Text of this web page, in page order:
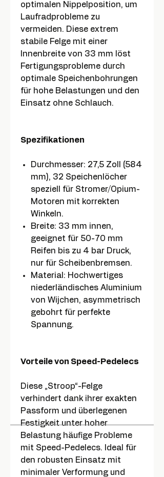
optimalen Nippelposition, um
Laufradprobleme zu
vermeiden. Diese extrem
stabile Felge mit einer
Innenbreite von 33 mm löst
Fertigungsprobleme durch
optimale Speichenbohrungen
für hohe Belastungen und den
Einsatz ohne Schlauch.
Spezifikationen
Durchmesser: 27,5 Zoll (584
mm), 32 Speichenlöcher
speziell für Stromer/Opium-
Motoren mit korrekten
Winkeln.
Breite: 33 mm innen,
geeignet für 50-70 mm
Reifen bis zu 4 bar Druck,
nur für Scheibenbremsen.
Material: Hochwertiges
niederländisches Aluminium
von Wijchen, asymmetrisch
gebohrt für perfekte
Spannung.
Vorteile von Speed-Pedelecs
Diese „Stroop“-Felge
verhindert dank ihrer exakten
Passform und überlegenen
Festigkeit unter hoher
Belastung häufige Probleme
mit Speed-Pedelecs. Ideal für
den robusten Einsatz mit
minimaler Verformung und